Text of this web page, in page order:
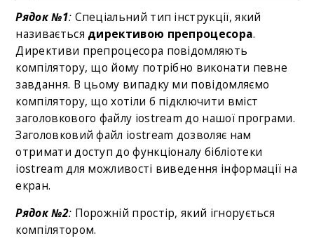
Рядок №1: Спеціальний тип інструкції, який
називається директивою препроцесора.
Директиви препроцесора повідомляють
компілятору, що йому потрібно виконати певне
завдання. В цьому випадку ми повідомляємо
компілятору, що хотіли б підключити вміст
заголовкового файлу iostream до нашої програми.
Заголовковий файл iostream дозволяє нам
отримати доступ до функціоналу бібліотеки
iostream для можливості виведення інформації на
екран.
Рядок №2: Порожній простір, який ігнорується
компілятором.